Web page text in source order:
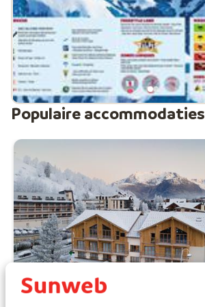
Populaire accommodaties